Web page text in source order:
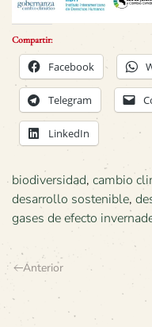
Compartir:
Facebook
Telegram
LinkedIn
biodiversidad, cambio
desarrollo sostenible,
gases de efecto
Anterior